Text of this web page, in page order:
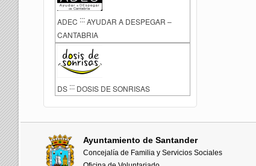
ADEC ::: AYUDAR A DESPEGAR –
CANTABRIA
DS ::: DOSIS DE SONRISAS
Ayuntamiento de Santander
Concejalía de Familia y Servicios Sociales